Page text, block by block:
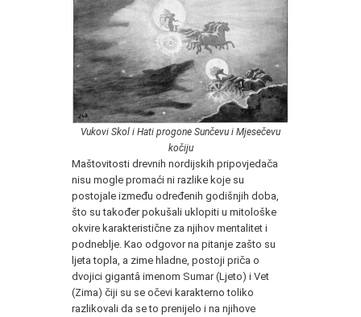
Vukovi Skol i Hati progone Sunčevu i Mjesečevu
kočiju
Maštovitosti drevnih nordijskih pripovjedača
nisu mogle promaći ni razlike koje su
postojale između određenih godišnjih doba,
što su također pokušali uklopiti u mitološke
okvire karakteristične za njihov mentalitet i
podneblje. Kao odgovor na pitanje zašto su
ljeta topla, a zime hladne, postoji priča o
dvojici gigantâ imenom Sumar (Ljeto) i Vet
(Zima) čiji su se očevi karakterno toliko
razlikovali da se to prenijelo i na njihove